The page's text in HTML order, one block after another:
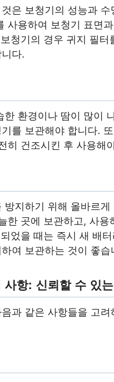
은 보청기의 성능과
사용하여 보청기 표면
청기의 경우 귀지 필
다.
한 환경이나 땀이 많이
를 보관해야 합니다.
히 건조시킨 후 사용해
방지하기 위해 올바르
한 곳에 보관하고, 사
었을 때는 즉시 새 배
여 보관하는 것이 좋습
항: 신뢰할 수 있는
과 같은 사항들을 고